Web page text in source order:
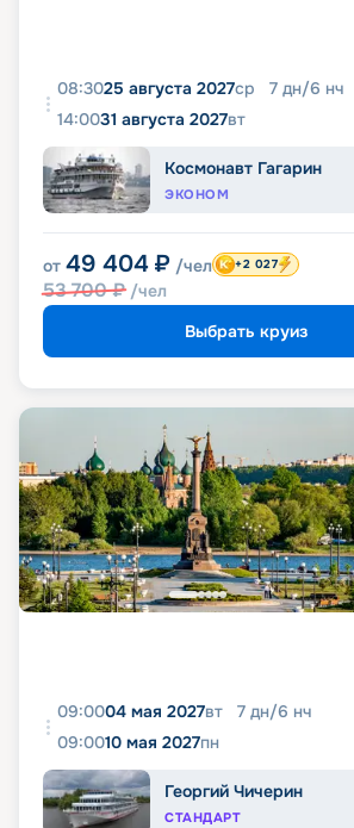
08:3025 августа 2027ср 7 дн/6 нч
14:0031 августа 2027вт
Космонавт Гагарин
ЭКОНОМ
от 49 404 ₽ /чел
53 700₽ /чел
+2 027
Выбрать круиз
09:0004 мая 2027вт 7 дн/6 нч
09:0010 мая 2027пн
Георгий Чичерин
СТАНДАРТ